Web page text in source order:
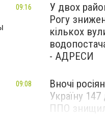
У двох
Рогу
кількох
- АДРЕСИ
09:16
Вночі
Україну
ППО
09:08